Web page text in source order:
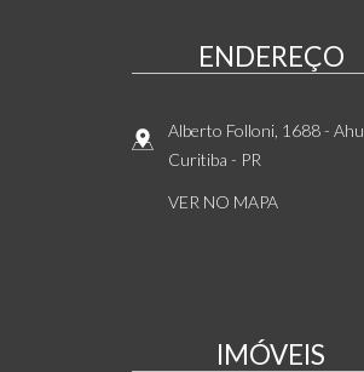
ENDEREÇO
Alberto Folloni, 1688- Ahu
Curitiba - PR
VER NO MAPA
IMÓVEIS